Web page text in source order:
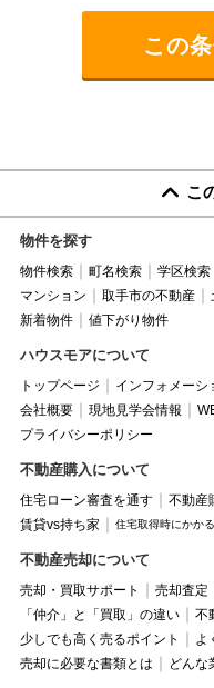
こ
物件を探す
物件検索 町名検索 学区検索
マンション
取手市の不動産
新着物件
値下がり物件
ハウスモアについて
トップページ インフォメーシ
会社概要
現地見学会情報
プライバシーポリシー
不動産購入について
住宅ローン審査を通す 不動産
賃貸vs持ち家
住宅取得時にかか
不動産売却について
売却・買取サポート 売却査定
「仲介」と「買取」の違い
不
少しでも高く売るポイント
よ
売却に必要な書類とは
どんな